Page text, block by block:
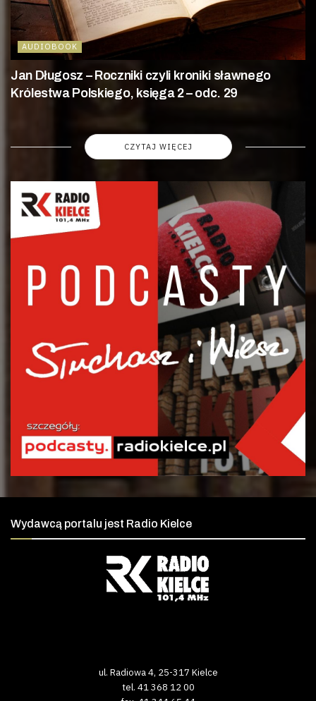
AUDIOBOOK
Jan Długosz – Roczniki czyli kroniki sławnego
Królestwa Polskiego, księga 2 – odc. 29
CZYTAJ WIĘCEJ
Wydawcą portalu jest Radio Kielce
ul. Radiowa 4, 25-317 Kielce
tel. 41 368 12 00